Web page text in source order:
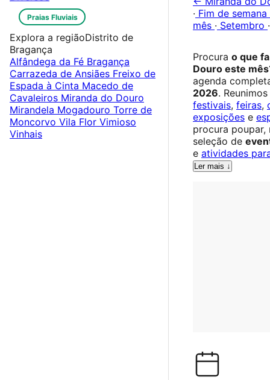
· Fim de semana
mês · Setembro ·
Procura o que
Douro este mês
agenda
2026.
festivais, feiras,
exposições e
procura poupar,
seleção de
e atividades
Ler mais ↓
Praias Fluviais
Explora a regiãoDistrito de
Bragança
Alfândega da Fé Bragança
Carrazeda de Ansiães Freixo de
Espada à Cinta Macedo de
Cavaleiros Miranda do Douro
Mirandela Mogadouro Torre de
Moncorvo Vila Flor Vimioso
Vinhais